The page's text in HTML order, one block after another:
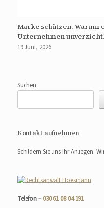
Marke schützen: Warum
Unternehmen
19 Juni, 2026
Suchen
Kontakt aufnehmen
Schildern Sie uns Ihr Anliegen.
Telefon –030 61 08 04 191